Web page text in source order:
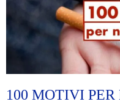
100 MOTIVI